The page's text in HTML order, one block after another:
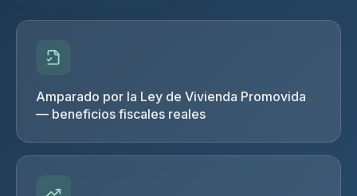
Amparado por la Ley de Vivienda Promovida
— beneficios fiscales reales